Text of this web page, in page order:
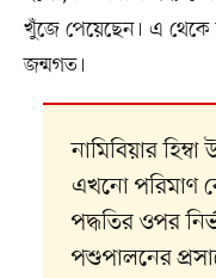
খুঁজে পেয়েছেন। এ থেকে
জন্মগত।
নামিবিয়ার
এখনো পরিমাণ
পদ্ধতির ওপর
পশুপালনের